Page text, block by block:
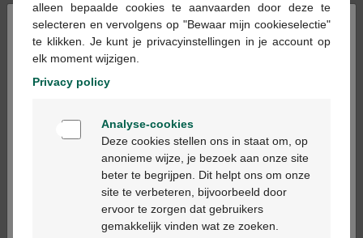
En stock en ligne
Les jours ouvrables commandé avant 12h, livré
le jour ouvrable suivant
gratuite dans votre pharmacie Multipharma
Livraison à domicilegratuiteà partir de 55 €
sécurisé
×
Bienvenue
Ga verder in het nederlands
Continuez en français
alleen bepaalde cookies te aanvaarden door deze te
selecteren en vervolgens op "Bewaar mijn cookieselectie"
te klikken. Je kunt je privacyinstellingen in je account op
elk moment wijzigen.
Privacy policy
Analyse-cookies
Deze cookies stellen ons in staat om, op
anonieme wijze, je bezoek aan onze site
beter te begrijpen. Dit helpt ons om onze
site te verbeteren, bijvoorbeeld door
ervoor te zorgen dat gebruikers
gemakkelijk vinden wat ze zoeken.